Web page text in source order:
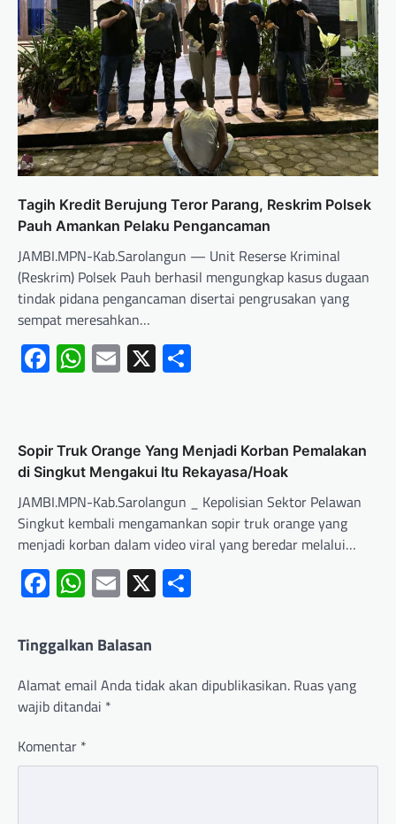
Tagih Kredit Berujung Teror Parang, Reskrim Polsek
Pauh Amankan Pelaku Pengancaman
JAMBI.MPN-Kab.Sarolangun — Unit Reserse Kriminal
(Reskrim) Polsek Pauh berhasil mengungkap kasus dugaan
tindak pidana pengancaman disertai pengrusakan yang
sempat meresahkan…
Facebook
WhatsApp
Email
X
Sopir Truk Orange Yang Menjadi Korban Pemalakan
di Singkut Mengakui Itu Rekayasa/Hoak
JAMBI.MPN-Kab.Sarolangun _ Kepolisian Sektor Pelawan
Singkut kembali mengamankan sopir truk orange yang
menjadi korban dalam video viral yang beredar melalui…
Facebook
WhatsApp
Email
X
Tinggalkan Balasan
Alamat email Anda tidak akan dipublikasikan. Ruas yang
wajib ditandai *
Komentar *